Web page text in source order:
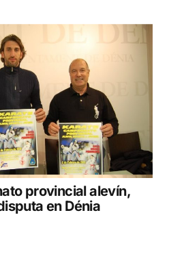
provincial alevín,
en Dénia